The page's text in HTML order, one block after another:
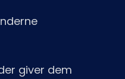
giver dem